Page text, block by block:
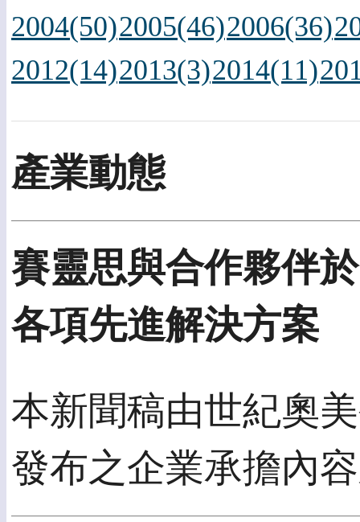
2004(50)2005(46)2006(36)
2012(14)2013(3)2014(11)
產業動態
賽靈思與合作夥伴
各項先進解決方案
本新聞稿由世紀奧
發布之企業承擔內